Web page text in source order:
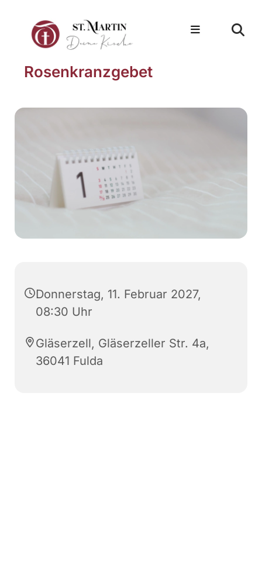
Rosenkranzgebet
Donnerstag, 11. Februar 2027,
08:30 Uhr
Gläserzell, Gläserzeller Str. 4a,
36041 Fulda